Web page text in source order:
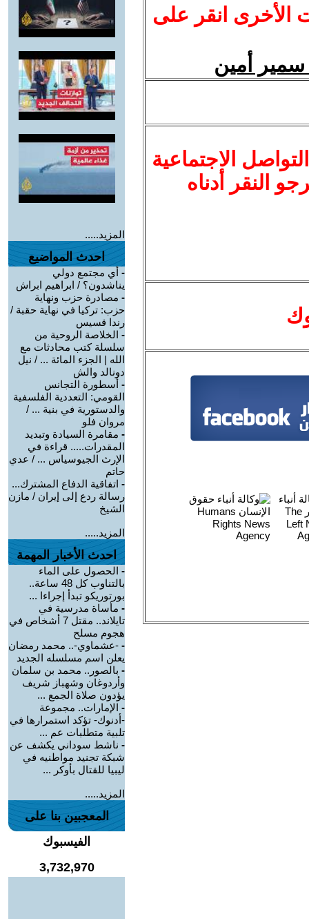
الأخرى انقر على
أمين
الاجتماعية
النقر أدناه
المزيد.....
احدث المواضيع
- أي مجتمع دولي
يناشدون؟ / ابراهيم ابراش
- مصادرة حزب ونهاية
حزب: تركيا في نهاية حقبة /
رندا قسيس
- الخلاصة الروحية من
سلسلة كتب محادثات مع
الله | الجزء المائة ... / نيل
دونالد والش
- أسطورة التجانس
القومي: التعددية الفلسفية
والدستورية في بنية ... /
مروان فلو
- مقامرة السيادة وتبديد
المقدرات..... قراءة في
الإرث الجيوسياس ... / عدي
حاتم
- اتفاقية الدفاع المشترك...
رسالة ردع إلى إيران / مازن
الشيخ
المزيد.....
احدث الأخبار المهمة
- الحصول على الماء
بالتناوب كل 48 ساعة..
بورتوريكو تبدأ إجراءا ...
- مأساة مدرسية في
تايلاند.. مقتل 7 أشخاص في
هجوم مسلح
- -عشماوي-.. محمد رمضان
يعلن اسم مسلسله الجديد
- بالصور.. محمد بن سلمان
وأردوغان وشهباز شريف
يؤدون صلاة الجمع ...
- الإمارات.. مجموعة
-أدنوك- تؤكد استمرارها في
تلبية متطلبات عم ...
- ناشط سوداني يكشف عن
شبكة تجنيد مواطنيه في
ليبيا للقتال بأوكر ...
المزيد.....
المعجبين بنا على
الفيسبوك
3,732,970